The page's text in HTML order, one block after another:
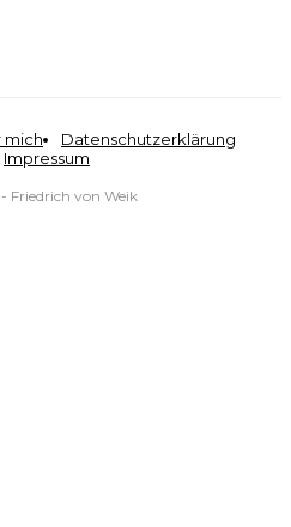
mich
Datenschutzerklärung
Impressum
Friedrich von Weik